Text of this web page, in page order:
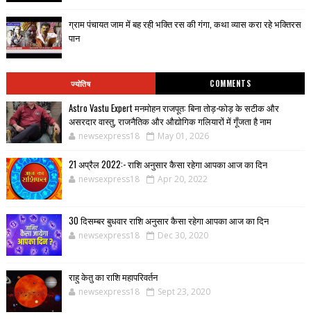
ग्राम पंचायत जाम में बह रही भक्ति रस की गंगा, कथा व्यास करा रहे भक्तिरस
पान
ज्योतिष COMMENTS
Astro Vastu Expert मनमोहन राजपूत: बिना तोड़-फोड़ के सटीक और
असरदार वास्तु, राजनैतिक और औद्योगिक गलियारों में गूँजता है नाम
newsexpress18 May 01, 2026
21 अप्रैल 2022:- राशि अनुसार कैसा रहेगा आपका आज का दिन
newsexpress18 Apr 20, 2022
30 दिसम्बर बुधवार राशि अनुसार कैसा रहेगा आपका आज का दिन
newsexpress18 Dec 30, 2020
राहु केतु का राशि महापरिवर्तन
newsexpress18 Sept 23, 2020